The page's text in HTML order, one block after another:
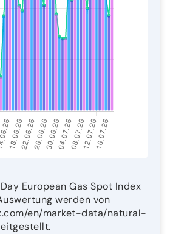
European Gas Spot Index
werden von
en/market-data/natural-